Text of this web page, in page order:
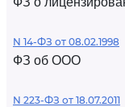
N 14-ФЗ от 08.02.1998
ФЗ об ООО
N 223-ФЗ от 18.07.2011